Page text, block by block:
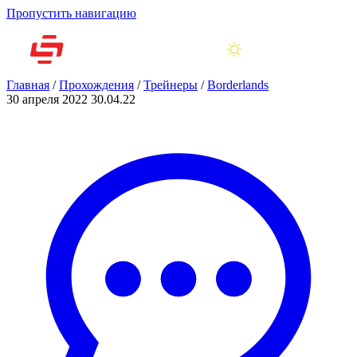
Пропустить навигацию
Главная /Прохождения /Трейнеры /Borderlands
30 апреля 2022 30.04.22